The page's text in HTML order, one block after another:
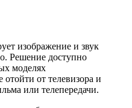
изображение и звук
Решение доступно
моделях
от телевизора и
или телепередачи.